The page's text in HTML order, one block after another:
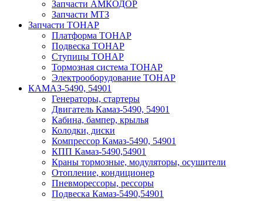
Запчасти АМКОДОР
Запчасти МТЗ
Запчасти ТОНАР
Платформа ТОНАР
Подвеска ТОНАР
Ступицы ТОНАР
Тормозная система ТОНАР
Электрооборудование ТОНАР
КАМАЗ-5490, 54901
Генераторы, стартеры
Двигатель Камаз-5490, 54901
Кабина, бампер, крылья
Колодки, диски
Компрессор Камаз-5490, 54901
КПП Камаз-5490,54901
Краны тормозные, модуляторы, осушители
Отопление, кондиционер
Пневморессоры, рессоры
Подвеска Камаз-5490,54901